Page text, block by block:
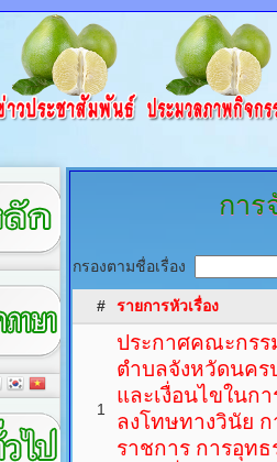
การ
กรองตามชื่อเรื่อง
# รายการหัวเรื่อง
1
ประกาศคณะกร
ตำบลจังหวัดนคร
และเงื่อนไขในก
ลงโทษทางวินัย
ราชการ การอุท